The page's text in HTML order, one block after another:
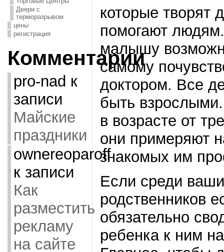
Двери с
терморазрывом
цены
регистрация
Комментарии
pro-nad к
записи
Майские
праздники
ownereoparoff
к записи
Как
разместить
рекламу
на сайте
которые творят
помогают
малышу
самому
доктором. Все
быть
в возрасте от
они примеряют
знакомых им
Если среди
родственников
обязательно
ребенка к ним